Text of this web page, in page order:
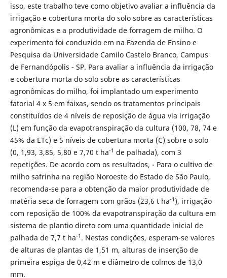
isso, este trabalho teve como objetivo avaliar a influência da
irrigação e cobertura morta do solo sobre as características
agronômicas e a produtividade de forragem de milho. O
experimento foi conduzido em na Fazenda de Ensino e
Pesquisa da Universidade Camilo Castelo Branco, Campus
de Fernandópolis - SP. Para avaliar a influência da irrigação
e cobertura morta do solo sobre as características
agronômicas do milho, foi implantado um experimento
fatorial 4 x 5 em faixas, sendo os tratamentos principais
constituídos de 4 níveis de reposição de água via irrigação
(L) em função da evapotranspiração da cultura (100, 78, 74 e
45% da ETc) e 5 níveis de cobertura morta (C) sobre o solo
(0, 1,93, 3,85, 5,80 e 7,70 t ha-1 de palhada), com 3
repetições. De acordo com os resultados, - Para o cultivo de
milho safrinha na região Noroeste do Estado de São Paulo,
recomenda-se para a obtenção da maior produtividade de
matéria seca de forragem com grãos (23,6 t ha-1 ), irrigação
com reposição de 100% da evapotranspiração da cultura em
sistema de plantio direto com uma quantidade inicial de
palhada de 7,7 t ha-1 . Nestas condições, esperam-se valores
de alturas de plantas de 1,51 m, alturas de inserção de
primeira espiga de 0,42 m e diâmetro de colmos de 13,0
mm.